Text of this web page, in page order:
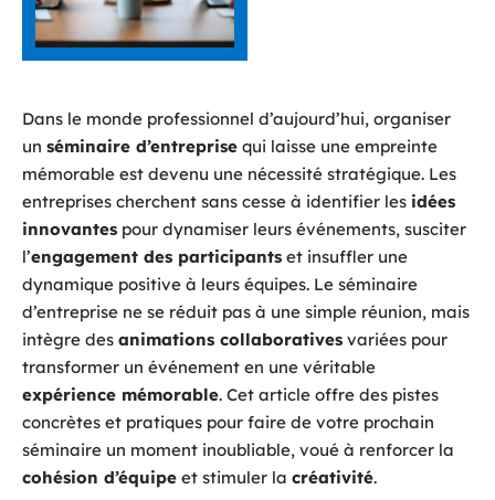
Dans le monde professionnel d’aujourd’hui, organiser
un séminaire d’entreprise qui laisse une empreinte
mémorable est devenu une nécessité stratégique. Les
entreprises cherchent sans cesse à identifier les idées
innovantes pour dynamiser leurs événements, susciter
l’engagement des participants et insuffler une
dynamique positive à leurs équipes. Le séminaire
d’entreprise ne se réduit pas à une simple réunion, mais
intègre des animations collaboratives variées pour
transformer un événement en une véritable
expérience mémorable. Cet article offre des pistes
concrètes et pratiques pour faire de votre prochain
séminaire un moment inoubliable, voué à renforcer la
cohésion d’équipe et stimuler la créativité.